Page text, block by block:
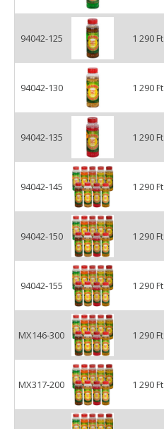
94042-125 1 290 Ft
94042-130 1 290 Ft
94042-135 1 290 Ft
94042-145 1 290 Ft
94042-150 1 290 Ft
94042-155 1 290 Ft
MX146-300 1 290 Ft
MX317-200 1 290 Ft